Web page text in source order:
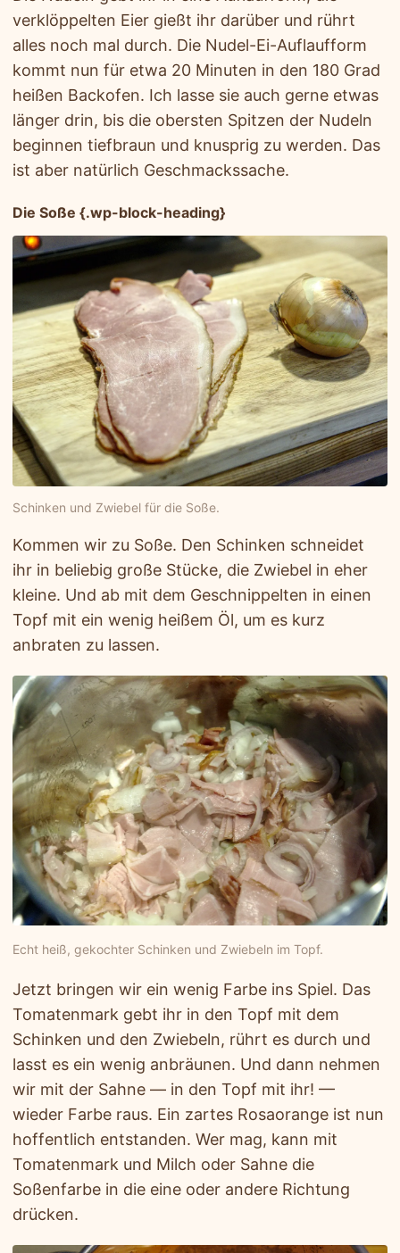
verklöppelten Eier gießt ihr darüber und rührt
alles noch mal durch. Die Nudel-Ei-Auflaufform
kommt nun für etwa 20 Minuten in den 180 Grad
heißen Backofen. Ich lasse sie auch gerne etwas
länger drin, bis die obersten Spitzen der Nudeln
beginnen tiefbraun und knusprig zu werden. Das
ist aber natürlich Geschmackssache.
Die Soße {.wp-block-heading}
Schinken und Zwiebel für die Soße.
Kommen wir zu Soße. Den Schinken schneidet
ihr in beliebig große Stücke, die Zwiebel in eher
kleine. Und ab mit dem Geschnippelten in einen
Topf mit ein wenig heißem Öl, um es kurz
anbraten zu lassen.
Echt heiß, gekochter Schinken und Zwiebeln im Topf.
Jetzt bringen wir ein wenig Farbe ins Spiel. Das
Tomatenmark gebt ihr in den Topf mit dem
Schinken und den Zwiebeln, rührt es durch und
lasst es ein wenig anbräunen. Und dann nehmen
wir mit der Sahne — in den Topf mit ihr! —
wieder Farbe raus. Ein zartes Rosaorange ist nun
hoffentlich entstanden. Wer mag, kann mit
Tomatenmark und Milch oder Sahne die
Soßenfarbe in die eine oder andere Richtung
drücken.